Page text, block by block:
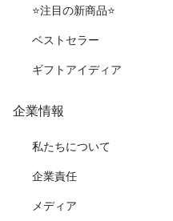
⭐️注目の新商品⭐️
ベストセラー
ギフトアイディア
企業情報
私たちについて
企業責任
メディア